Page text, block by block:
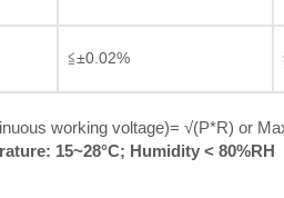
≦±0.02%
working voltage)= √(P*R) or
15~28°C; Humidity < 80%RH